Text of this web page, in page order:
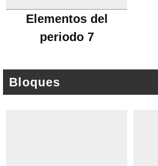
Elementos del
periodo 7
Bloques